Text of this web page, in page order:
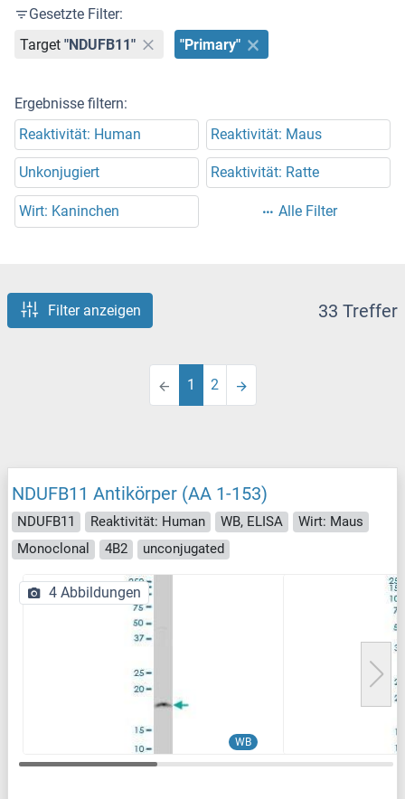
Gesetzte Filter:
Target "NDUFB11" "Primary"
Ergebnisse filtern:
Reaktivität: Human
Reaktivität: Maus
Unkonjugiert Reaktivität: Ratte
Wirt: Kaninchen Alle Filter
Filter anzeigen 33 Treffer
1 2
NDUFB11 Antikörper (AA 1-153)
NDUFB11 Reaktivität: Human WB, ELISA
Wirt: Maus
Monoclonal
4B2 unconjugated
WB
4 Abbildungen